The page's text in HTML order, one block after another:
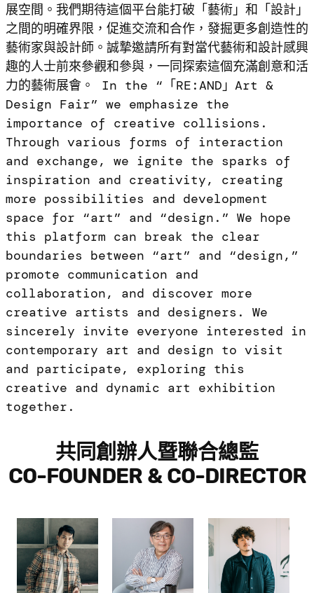
展空間。我們期待這個平台能打破「藝術」和「設計」
之間的明確界限，促進交流和合作，發掘更多創造性的
藝術家與設計師。誠摯邀請所有對當代藝術和設計感興
趣的人士前來參觀和參與，一同探索這個充滿創意和活
力的藝術展會。 In the “「RE:AND」Art &
Design Fair” we emphasize the
importance of creative collisions.
Through various forms of interaction
and exchange, we ignite the sparks of
inspiration and creativity, creating
more possibilities and development
space for “art” and “design.” We hope
this platform can break the clear
boundaries between “art” and “design,”
promote communication and
collaboration, and discover more
creative artists and designers. We
sincerely invite everyone interested in
contemporary art and design to visit
and participate, exploring this
creative and dynamic art exhibition
together.
共同創辦人暨聯合總監
CO-FOUNDER & CO-DIRECTOR